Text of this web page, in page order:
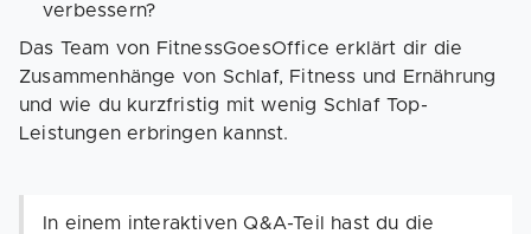
verbessern?
Das Team von FitnessGoesOffice erklärt dir die
Zusammenhänge von Schlaf, Fitness und Ernährung
und wie du kurzfristig mit wenig Schlaf Top-
Leistungen erbringen kannst.
In einem interaktiven Q&A-Teil hast du die